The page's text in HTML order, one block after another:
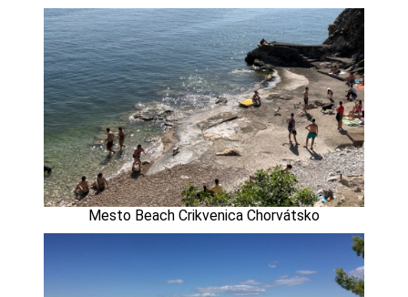
Mesto Beach Crikvenica Chorvátsko